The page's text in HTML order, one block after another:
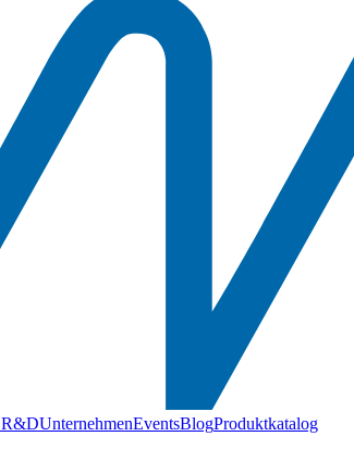
R&DUnternehmenEventsBlogProduktkatalog